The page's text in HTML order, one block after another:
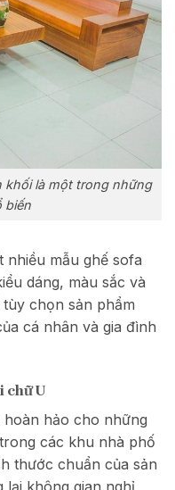
khối là một trong những
biến
mẫu ghế sofa
dáng, màu sắc và
chọn sản phẩm
cá nhân và gia đình
chữ U
hảo cho những
các khu nhà phố
thước chuẩn của sản
lại không gian nghỉ